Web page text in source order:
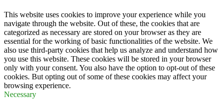
This website uses cookies to improve your experience while you
navigate through the website. Out of these, the cookies that are
categorized as necessary are stored on your browser as they are
essential for the working of basic functionalities of the website. We
also use third-party cookies that help us analyze and understand how
you use this website. These cookies will be stored in your browser
only with your consent. You also have the option to opt-out of these
cookies. But opting out of some of these cookies may affect your
browsing experience.
Necessary